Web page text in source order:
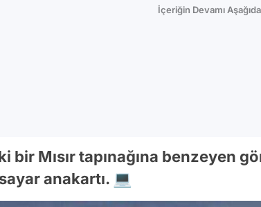
İçeriğin Devamı Aşağıda
bir Mısır tapınağına benzeyen
anakartı. 💻